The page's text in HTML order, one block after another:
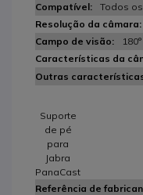
Todos
180°
Suporte
de pé
para
Jabra
PanaCast